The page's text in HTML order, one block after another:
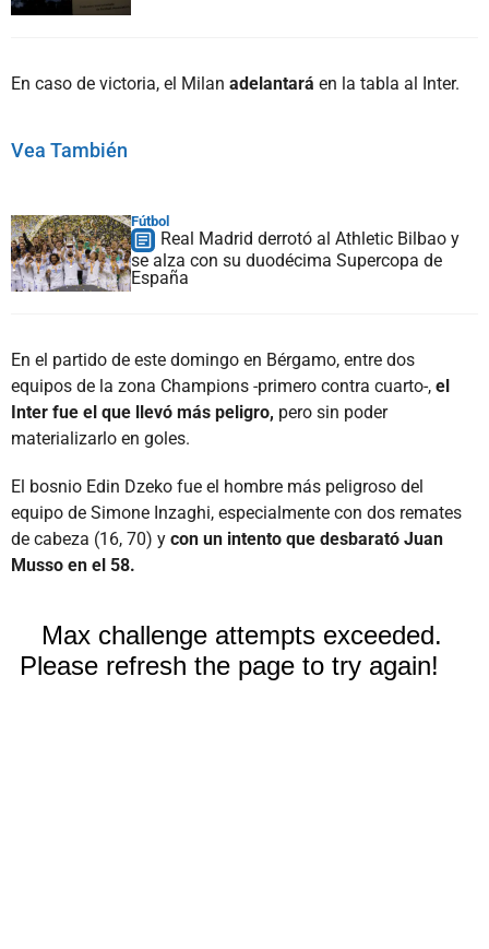
En caso de victoria, el Milan adelantará en la tabla al Inter.
Vea También
Fútbol
Real Madrid derrotó al Athletic Bilbao y
se alza con su duodécima Supercopa de
España
En el partido de este domingo en Bérgamo, entre dos
equipos de la zona Champions -primero contra cuarto-, el
Inter fue el que llevó más peligro, pero sin poder
materializarlo en goles.
El bosnio Edin Dzeko fue el hombre más peligroso del
equipo de Simone Inzaghi, especialmente con dos remates
de cabeza (16, 70) y con un intento que desbarató Juan
Musso en el 58.